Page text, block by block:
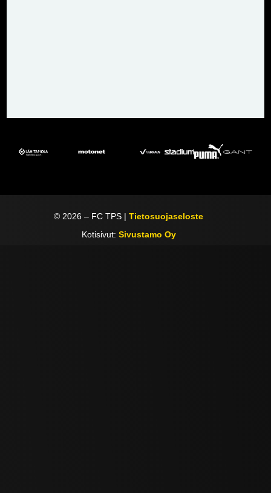
© 2026 – FC TPS |Tietosuojaseloste
Kotisivut: Sivustamo Oy